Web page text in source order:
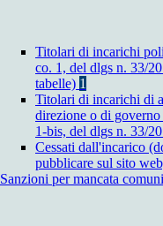
Titolari di incarichi
co. 1, del dlgs n. 33/
tabelle) 1
Titolari di incarichi di
direzione o di
1-bis, del dlgs n. 33/
Cessati dall'incarico
pubblicare sul sito
Sanzioni per mancata